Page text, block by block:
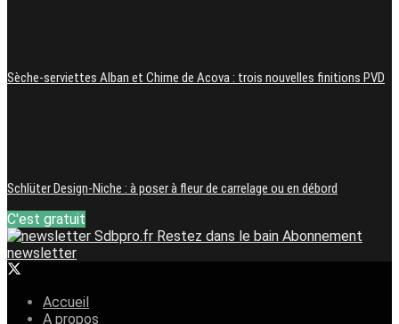
Sèche-serviettes Alban et Chime de Acova : trois nouvelles finitions PVD
Schlüter Design-Niche : à poser à fleur de carrelage ou en débord
C'est gratuit
Restez dans le bain Abonnement
newsletter
Accueil
A propos